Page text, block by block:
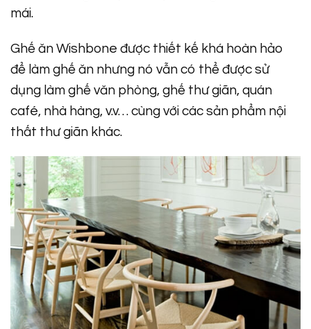
mái.
Ghế ăn Wishbone được thiết kế khá hoàn hảo
để làm ghế ăn nhưng nó vẫn có thể được sử
dụng làm ghế văn phòng, ghế thư giãn, quán
café, nhà hàng, v.v… cùng với các sản phẩm nội
thất thư giãn khác.